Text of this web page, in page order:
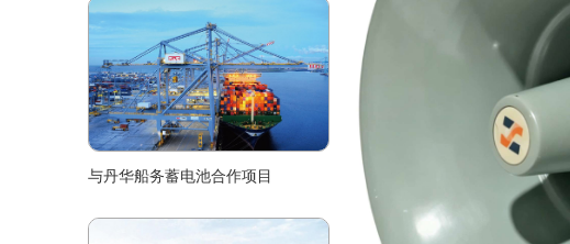
与丹华船务蓄电池合作项目